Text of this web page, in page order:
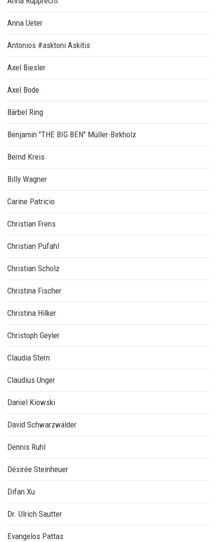
Anna Ueter
Antonios #asktoni Askitis
Axel Biesler
Axel Bode
Bärbel Ring
Benjamin "THE BIG BEN" Müller-Birkholz
Bernd Kreis
Billy Wagner
Carine Patricio
Christian Frens
Christian Pufahl
Christian Scholz
Christina Fischer
Christina Hilker
Christoph Geyler
Claudia Stern
Claudius Unger
Daniel Kiowski
David Schwarzwälder
Dennis Ruhl
Désirée Steinheuer
Difan Xu
Dr. Ulrich Sautter
Evangelos Pattas